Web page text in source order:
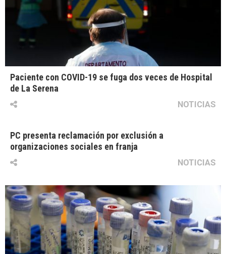
Paciente con COVID-19 se fuga dos veces de Hospital
de La Serena
NOTICIAS
PC presenta reclamación por exclusión a
organizaciones sociales en franja
NOTICIAS